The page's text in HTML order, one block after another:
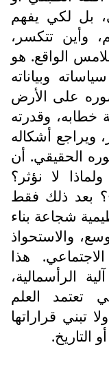
بل لكي يفهم
وأين تتكسر،
الواقع. هو
وبياناته
على الأرض
خطابه، وقدرته
ويراجع أشكاله
الحقيقي. أن
لا نؤثر؟
بعد ذلك فقط
شجاعة بناء
والاستحواذ
هذا
الرأسمالية،
تعتمد العلم
تبني قراراتها
التاريخ.